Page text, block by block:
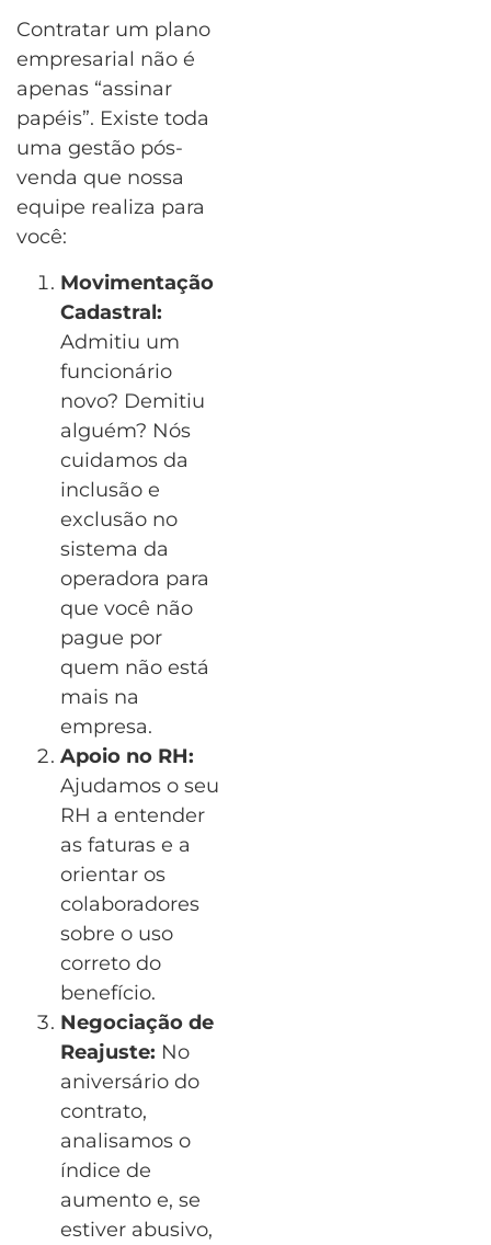
Contratar um plano
empresarial não é
apenas “assinar
papéis”. Existe toda
uma gestão pós-
venda que nossa
equipe realiza para
você:
Movimentação
Cadastral:
Admitiu um
funcionário
novo? Demitiu
alguém? Nós
cuidamos da
inclusão e
exclusão no
sistema da
operadora para
que você não
pague por
quem não está
mais na
empresa.
Apoio no RH:
Ajudamos o seu
RH a entender
as faturas e a
orientar os
colaboradores
sobre o uso
correto do
benefício.
Negociação de
Reajuste: No
aniversário do
contrato,
analisamos o
índice de
aumento e, se
estiver abusivo,